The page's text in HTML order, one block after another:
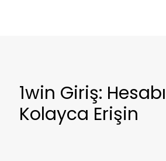
1win Giriş:
Kolayca Erişin